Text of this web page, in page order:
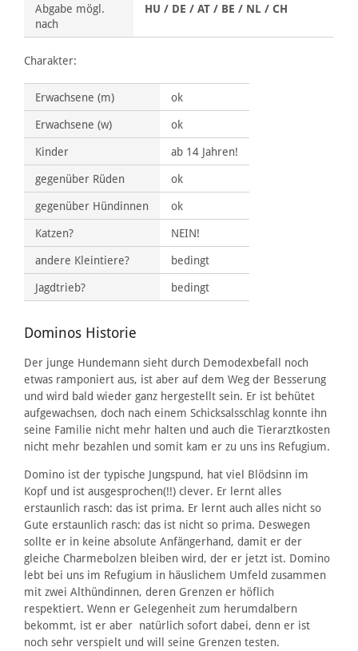
Abgabe mögl.
nach
HU / DE / AT / BE / NL / CH
Charakter:
Erwachsene (m)
ok
Erwachsene (w)
ok
Kinder
ab 14 Jahren!
gegenüber Rüden
ok
gegenüber Hündinnen
ok
Katzen?
NEIN!
andere Kleintiere?
bedingt
Jagdtrieb?
bedingt
Dominos Historie
Der junge Hundemann sieht durch Demodexbefall noch
etwas ramponiert aus, ist aber auf dem Weg der Besserung
und wird bald wieder ganz hergestellt sein. Er ist behütet
aufgewachsen, doch nach einem Schicksalsschlag konnte ihn
seine Familie nicht mehr halten und auch die Tierarztkosten
nicht mehr bezahlen und somit kam er zu uns ins Refugium.
Domino ist der typische Jungspund, hat viel Blödsinn im
Kopf und ist ausgesprochen(!!) clever. Er lernt alles
erstaunlich rasch: das ist prima. Er lernt auch alles nicht so
Gute erstaunlich rasch: das ist nicht so prima. Deswegen
sollte er in keine absolute Anfängerhand, damit er der
gleiche Charmebolzen bleiben wird, der er jetzt ist. Domino
lebt bei uns im Refugium in häuslichem Umfeld zusammen
mit zwei Althündinnen, deren Grenzen er höflich
respektiert. Wenn er Gelegenheit zum herumdalbern
bekommt, ist er aber natürlich sofort dabei, denn er ist
noch sehr verspielt und will seine Grenzen testen.